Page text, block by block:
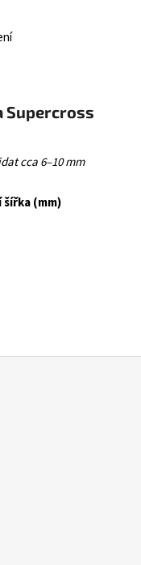
Supercross
cca 6–10 mm
(mm)